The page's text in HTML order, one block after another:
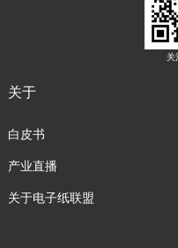
关于
白皮书
产业直播
关于电子纸联盟